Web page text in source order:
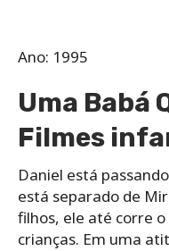
Ano: 1995
Uma Babá
Filmes
Daniel está
está separado de
filhos, ele até corre
crianças. Em uma